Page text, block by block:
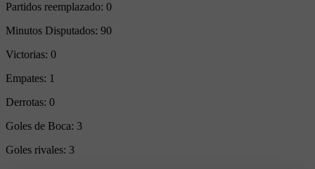
Partidos reemplazado: 0
Minutos Disputados: 90
Victorias: 0
Empates: 1
Derrotas: 0
Goles de Boca: 3
Goles rivales: 3